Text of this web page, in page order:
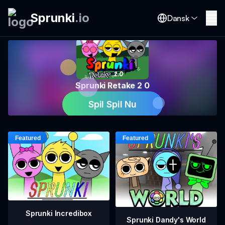
Sprunki.io Dansk
Sprunki Retake 2 0
Spil Spil Nu
Sprunki Incredibox
Sprunki Dandy's World